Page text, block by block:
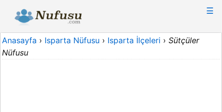
☰
Anasayfa › Isparta Nüfusu › Isparta İlçeleri › Sütçüler
Nüfusu